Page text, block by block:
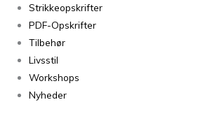
Strikkeopskrifter
PDF-Opskrifter
Tilbehør
Livsstil
Workshops
Nyheder